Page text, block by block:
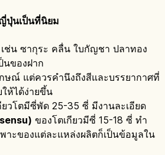
ปุ่นเป็นที่นิยม
ช่น ซากุระ คลื่น ใบกัญชา ปลาทอง
นของฝาก
ษณ์ แต่ควรคำนึงถึงสีและบรรยากาศที่
ห้ได้ง่ายขึ้น
ยวโตมีซี่พัด 25-35 ซี่ มีงานละเอียด
ของโตเกียวมีซี่ 15-18 ซี่ ทำ
าะของแต่ละแหล่งผลิตก็เป็นข้อมูลใน